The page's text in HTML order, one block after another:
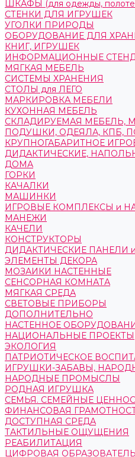
ШКАФЫ (для одежды,
СТЕНКИ ДЛЯ ИГРУШЕК
УГОЛКИ ПРИРОДЫ
ОБОРУДОВАНИЕ ДЛЯ
КНИГ, ИГРУШЕК
ИНФОРМАЦИОННЫЕ
МЯГКАЯ МЕБЕЛЬ
СИСТЕМЫ ХРАНЕНИЯ
СТОЛЫ для ЛЕГО
МАРКИРОВКА МЕБЕЛИ
КУХОННАЯ МЕБЕЛЬ
СКЛАДИРУЕМАЯ МЕБЕЛЬ,
ПОДУШКИ, ОДЕЯЛА, КПБ,
КРУПНОГАБАРИТНОЕ
ДИДАКТИЧЕСКИЕ,
ДОМА
ГОРКИ
КАЧАЛКИ
МАШИНКИ
ИГРОВЫЕ КОМПЛЕКСЫ и
МАНЕЖИ
КАЧЕЛИ
КОНСТРУКТОРЫ
ДИДАКТИЧЕСКИЕ ПАНЕЛИ
ЭЛЕМЕНТЫ ДЕКОРА
МОЗАИКИ НАСТЕННЫЕ
СЕНСОРНАЯ КОМНАТА
МЯГКАЯ СРЕДА
СВЕТОВЫЕ ПРИБОРЫ
ДОПОЛНИТЕЛЬНО
НАСТЕННОЕ
НАЦИОНАЛЬНЫЕ ПРОЕКТЫ
ЭКОЛОГИЯ
ПАТРИОТИЧЕСКОЕ
ИГРУШКИ-ЗАБАВЫ,
НАРОДНЫЕ ПРОМЫСЛЫ
РОДНАЯ ИГРУШКА
СЕМЬЯ. СЕМЕЙНЫЕ
ФИНАНСОВАЯ
ДОСТУПНАЯ СРЕДА
ТАКТИЛЬНЫЕ ОЩУЩЕНИЯ
РЕАБИЛИТАЦИЯ
ЦИФРОВАЯ